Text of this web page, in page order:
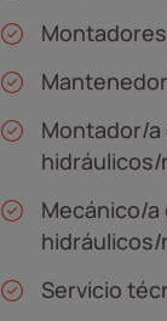
Montador/
Mecánico/
Servicio